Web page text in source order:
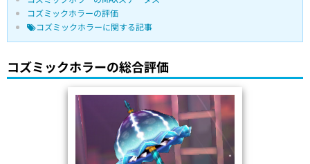
コズミックホラーの評価
コズミックホラーに関する記事
コズミックホラーの総合評価